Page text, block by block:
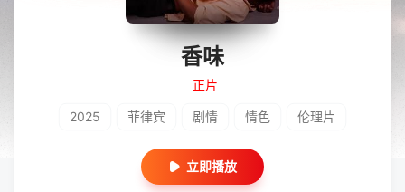
香味
正片
2025 菲律宾 剧情 情色 伦理片
立即播放